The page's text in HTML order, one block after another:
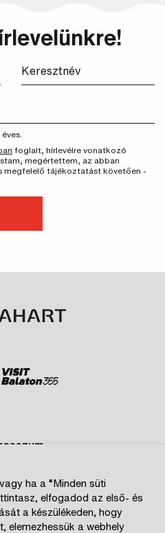
foglalt, hírlevélre vonatkozó
megértettem, az abban
megfelelő tájékoztatást követően -
tájékoztatók
kiajánló
beállítások
ha a “Minden süti
elfogadod az első- és
a készülékeden, hogy
elemezhessük a webhely